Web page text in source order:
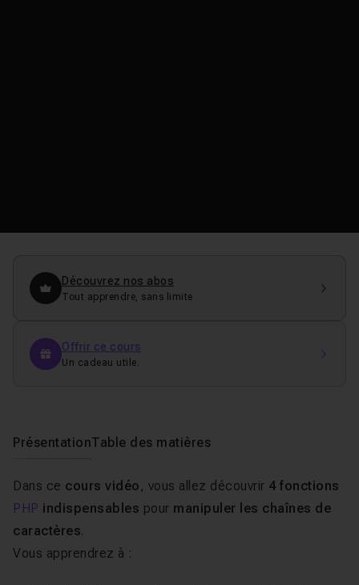
Découvrez nos abos
Tout apprendre, sans limite
Offrir ce cours
Un cadeau utile.
PrésentationTable des matières
Dans ce cours vidéo , vous allez découvrir 4 fonctions
PHP indispensables pour manipuler les chaînes de
caractères.
Vous apprendrez à :